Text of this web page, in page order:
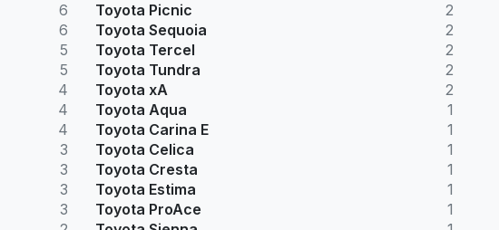
6
6
5
5
4
4
4
3
3
3
3
Toyota Picnic
2
Toyota Sequoia
2
Toyota Tercel
2
Toyota Tundra
2
Toyota xA
2
Toyota Aqua
1
Toyota Carina E
1
Toyota Celica
1
Toyota Cresta
1
Toyota Estima
1
Toyota ProAce
1